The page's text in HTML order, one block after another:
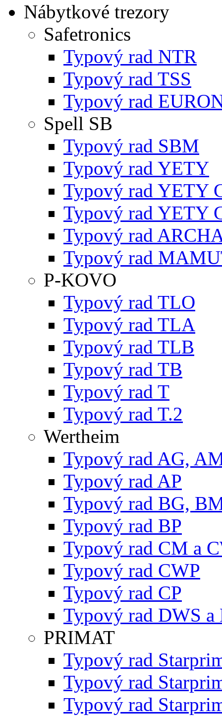
Nábytkové trezory
Safetronics
Typový rad NTR
Typový rad TSS
Typový rad
Spell SB
Typový rad SBM
Typový rad YETY
Typový rad YETY
Typový rad YETY
Typový rad
Typový rad
P-KOVO
Typový rad TLO
Typový rad TLA
Typový rad TLB
Typový rad TB
Typový rad T
Typový rad T.2
Wertheim
Typový rad AG,
Typový rad AP
Typový rad BG,
Typový rad BP
Typový rad CM a
Typový rad CWP
Typový rad CP
Typový rad DWS a
PRIMAT
Typový rad
Typový rad
Typový rad